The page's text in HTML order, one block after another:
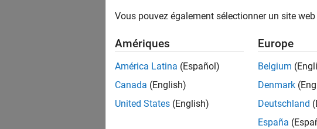
Vous pouvez également sélectionner un site
Amériques
América Latina (Español)
Canada (English)
United States (English)
Europe
Belgium
Denmark
Deutschland
España